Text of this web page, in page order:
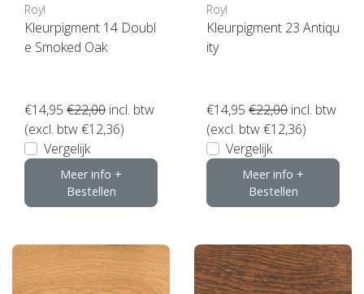
Royl
Kleurpigment 14 Doubl
e Smoked Oak
€14,95 €22,00 incl. btw
(excl. btw €12,36)
Vergelijk
Meer info +
Bestellen
Royl
Kleurpigment 23 Antiqu
ity
€14,95 €22,00 incl. btw
(excl. btw €12,36)
Vergelijk
Meer info +
Bestellen